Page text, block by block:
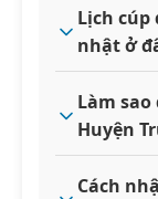
Lịch cúp
nhật ở
Làm
Huyện
Cách